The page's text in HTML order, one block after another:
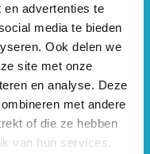
en advertenties te
media te bieden
Ook delen we
site met onze
en analyse. Deze
met andere
of die ze hebben
van hun services.
Meer info
Meer info